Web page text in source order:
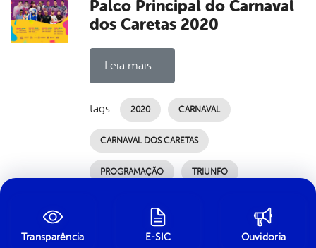
Palco Principal do Carnaval
dos Caretas 2020
Leia mais...
tags: 2020 CARNAVAL
CARNAVAL DOS CARETAS
PROGRAMAÇÃO TRIUNFO
modificação em 03/07/2024 00h18
Transparência
E-SIC Ouvidoria